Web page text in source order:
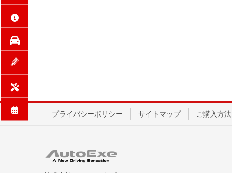
プライバシーポリシー サイトマップ ご購入方法